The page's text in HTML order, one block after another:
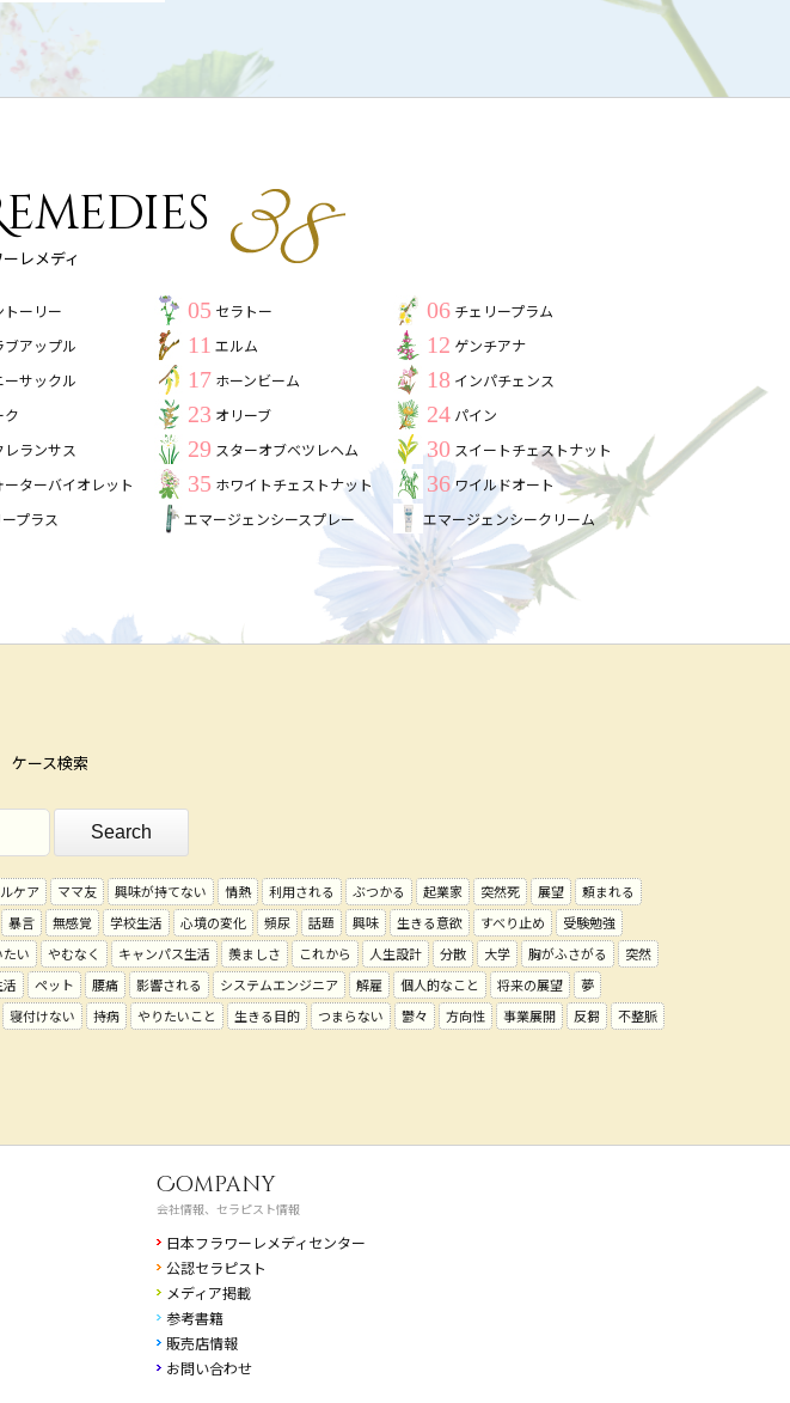
レメディ
トーリー 05 セラトー 06 チェリープラム
ブアップル 11 エルム 12 ゲンチアナ
ーサックル 17 ホーンビーム 18 インパチェンス
ク 23 オリーブ 24 パイン
レランサス 29 スターオブベツレヘム 30 スイートチェストナット
ーターバイオレット 35 ホワイトチェストナット 36ワイルドオート
プラス エマージェンシースプレー エマージェンシークリーム
ケース検索
ケア ママ友 興味が持てない 情熱 利用される ぶつかる 起業家 突然死 展望
頼まれる
暴言 無感覚 学校生活 心境の変化 頻尿 話題 興味 生きる意欲 すべり止め
受験勉強
い やむなく キャンパス生活 羨ましさ これから 人生設計 分散 大学 胸がふさがる
突然
ペット 腰痛 影響される システムエンジニア 解雇 個人的なこと 将来の展望
夢
寝付けない 持病 やりたいこと 生きる目的 つまらない 鬱々 方向性 事業展開 反芻
不整脈
Company
会社情報、セラピスト情報
日本フラワーレメディセンター
公認セラピスト
メディア掲載
参考書籍
販売店情報
お問い合わせ